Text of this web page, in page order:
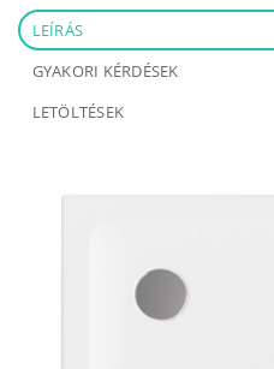
LEÍRÁS
GYAKORI KÉRDÉSEK
LETÖLTÉSEK